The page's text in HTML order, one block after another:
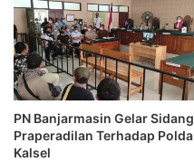
PN Banjarmasin Gelar Sidang
Praperadilan Terhadap Polda
Kalsel